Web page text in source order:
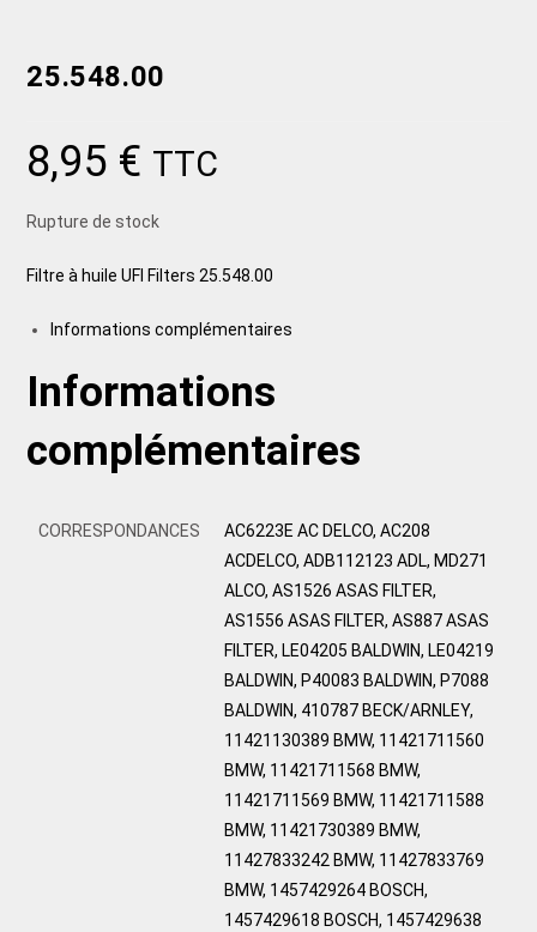
25.548.00
8,95 € TTC
Rupture de stock
Filtre à huile UFI Filters 25.548.00
Informations complémentaires
Informations
complémentaires
CORRESPONDANCES
AC6223E AC DELCO, AC208
ACDELCO, ADB112123 ADL, MD271
ALCO, AS1526 ASAS FILTER,
AS1556 ASAS FILTER, AS887 ASAS
FILTER, LE04205 BALDWIN, LE04219
BALDWIN, P40083 BALDWIN, P7088
BALDWIN, 410787 BECK/ARNLEY,
11421130389 BMW, 11421711560
BMW, 11421711568 BMW,
11421711569 BMW, 11421711588
BMW, 11421730389 BMW,
11427833242 BMW, 11427833769
BMW, 1457429264 BOSCH,
1457429618 BOSCH, 1457429638